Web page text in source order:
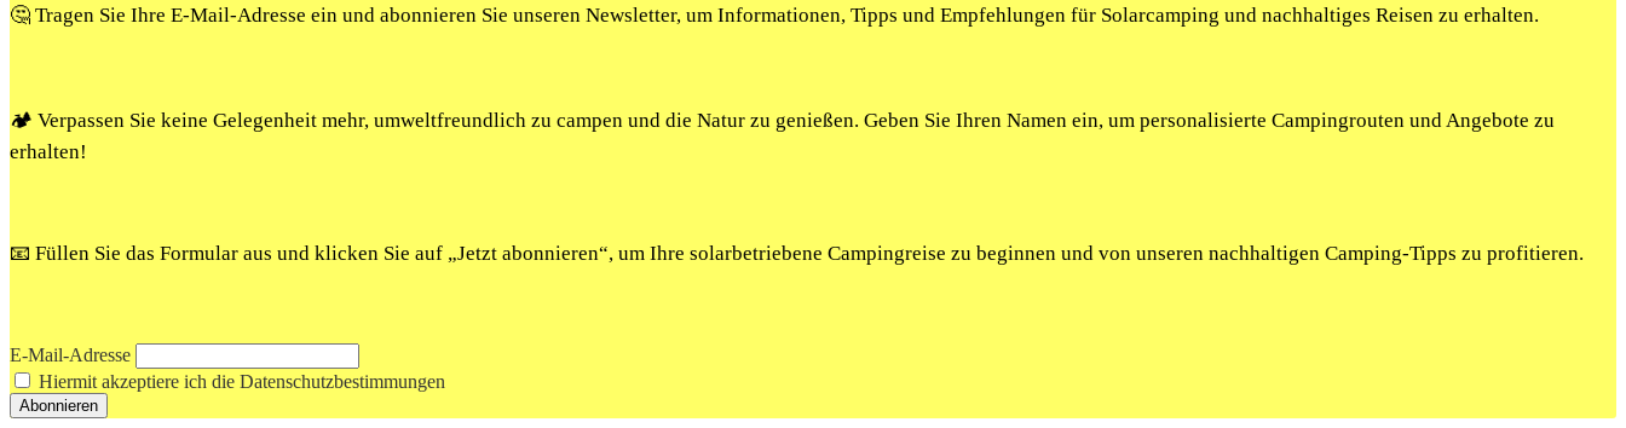
🤔 Tragen Sie Ihre E-Mail-Adresse ein und abonnieren Sie unseren Newsletter, um Informationen, Tipps und Empfehlungen für Solarcamping und nachhaltiges Reisen zu erhalten.
🏕️ Verpassen Sie keine Gelegenheit mehr, umweltfreundlich zu campen und die Natur zu genießen. Geben Sie Ihren Namen ein, um personalisierte Campingrouten und Angebote zu
erhalten!
📧 Füllen Sie das Formular aus und klicken Sie auf „Jetzt abonnieren“, um Ihre solarbetriebene Campingreise zu beginnen und von unseren nachhaltigen Camping-Tipps zu profitieren.
E-Mail-Adresse
Hiermit akzeptiere ich die Datenschutzbestimmungen